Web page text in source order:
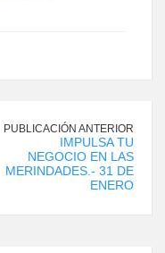
PUBLICACIÓN ANTERIOR
IMPULSA TU
NEGOCIO EN LAS
MERINDADES.- 31 DE
ENERO